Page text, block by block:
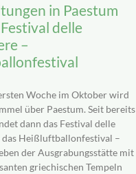
in Paestum
delle
–
Woche im Oktober wird
über Paestum. Seit bereits
dann das Festival delle
Heißluftballonfestival –
der Ausgrabungsstätte mit
griechischen Tempeln